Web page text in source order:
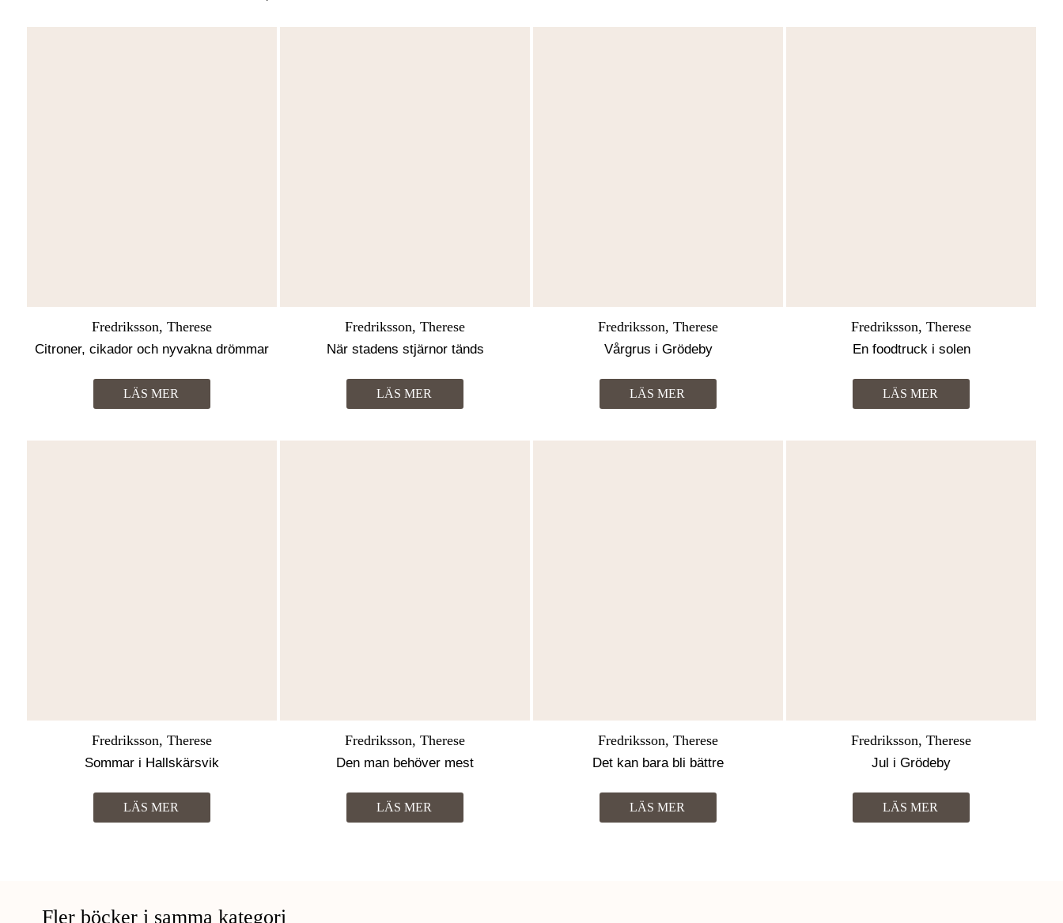
Fredriksson, Therese
Citroner, cikador och nyvakna drömmar
LÄS MER
Fredriksson, Therese
När stadens stjärnor tänds
LÄS MER
Fredriksson, Therese
Vårgrus i Grödeby
LÄS MER
Fredriksson, Therese
En foodtruck i solen
LÄS MER
Fredriksson, Therese
Sommar i Hallskärsvik
LÄS MER
Fredriksson, Therese
Den man behöver mest
LÄS MER
Fredriksson, Therese
Det kan bara bli bättre
LÄS MER
Fredriksson, Therese
Jul i Grödeby
LÄS MER
Fler böcker i samma kategori